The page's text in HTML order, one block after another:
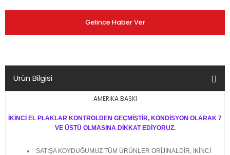
Gelince Haber Ver
Ürün Bilgisi
AMERİKA BASKI
İKİNCİ EL PLAKLAR KONTROLDEN GEÇMİŞTİR, KONDİSYON OLARAK 7
VE ÜSTÜ OLMASINA DİKKAT EDİYORUZ.
SATIŞA KOYDUĞUMUZ TÜM ÜRÜNLER ORİJİNALDİR, İKİNCİ